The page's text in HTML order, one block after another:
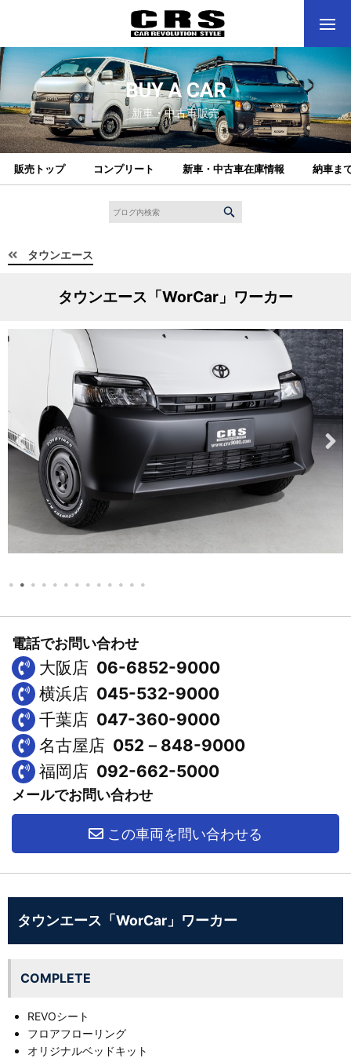
BUY A CAR
新車・中古車販売
販売トップ コンプリート 新車・中古車在庫情報 納車ま
タウンエース
タウンエース「WorCar」ワーカー
電話でお問い合わせ
大阪店 06-6852-9000
横浜店 045-532-9000
千葉店 047-360-9000
名古屋店 052－848-9000
福岡店 092-662-5000
メールでお問い合わせ
この車両を問い合わせる
タウンエース「WorCar」ワーカー
COMPLETE
REVOシート
フロアフローリング
オリジナルベッドキット